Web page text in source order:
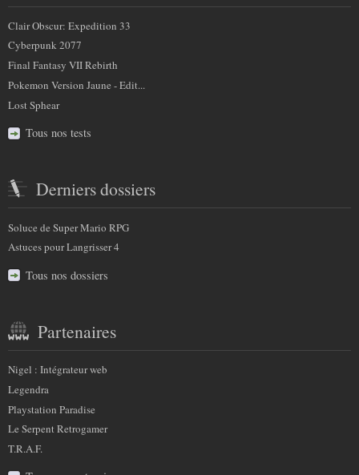
Clair Obscur: Expedition 33
Cyberpunk 2077
Final Fantasy VII Rebirth
Pokemon Version Jaune - Edit...
Lost Sphear
Tous nos tests
Derniers dossiers
Soluce de Super Mario RPG
Astuces pour Langrisser 4
Tous nos dossiers
Partenaires
Nigel : Intégrateur web
Legendra
Playstation Paradise
Le Serpent Retrogamer
T.R.A.F.